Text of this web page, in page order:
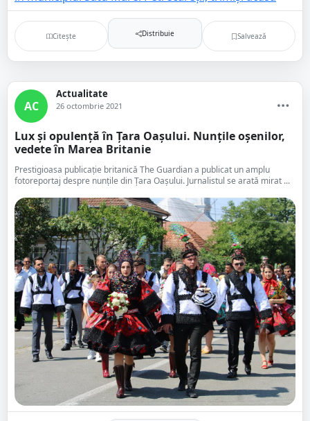
Citește Distribuie Salvează
AC
Actualitate
26 octombrie 2021
Lux și opulență în Țara Oașului. Nunțile oșenilor,
vedete în Marea Britanie
Prestigioasa publicație britanică The Guardian a publicat un amplu
fotoreportaj despre nunțile din Țara Oașului. Jurnalistul se arată mirat ...